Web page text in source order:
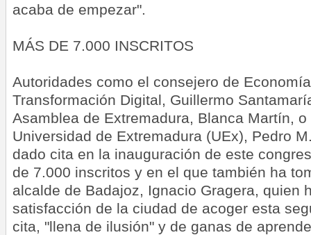
acaba de empezar".
MÁS DE 7.000 INSCRITOS
Autoridades como el consejero de
Transformación Digital, Guillermo
Asamblea de Extremadura, Blanca Martín,
Universidad de Extremadura (UEx), Pedro
dado cita en la inauguración de este
de 7.000 inscritos y en el que también ha
alcalde de Badajoz, Ignacio Gragera, quien
satisfacción de la ciudad de acoger esta
cita, "llena de ilusión" y de ganas de